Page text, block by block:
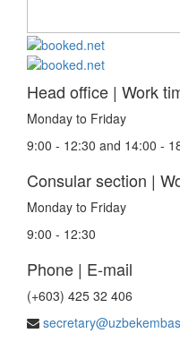
Head office | Work
Monday to Friday
9:00 - 12:30 and 14:00 -
Consular section |
Monday to Friday
9:00 - 12:30
Phone | E-mail
(+603) 425 32 406